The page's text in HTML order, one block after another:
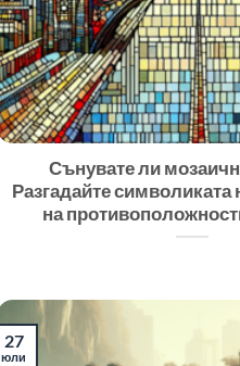
Сънувате ли
Разгадайте символиката
на
27
юли